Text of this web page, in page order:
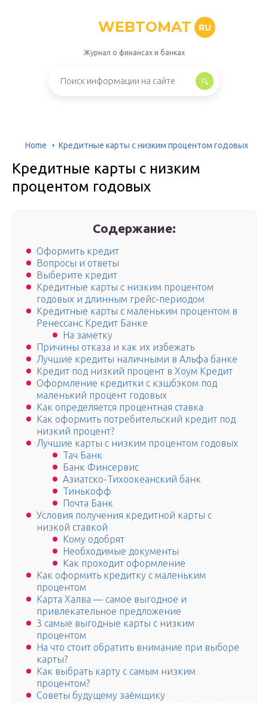
WEBTOMAT RU
Журнал о финансах и банках
Home Кредитные карты с низким процентом годовых
Кредитные карты с низким
процентом годовых
Содержание:
Оформить кредит
Вопросы и ответы
Выберите кредит
Кредитные карты с низким процентом
годовых и длинным грейс-периодом
Кредитные карты с маленьким процентом в
Ренессанс Кредит Банке
На заметку
Причины отказа и как их избежать
Лучшие кредиты наличными в Альфа банке
Кредит под низкий процент в Хоум Кредит
Оформление кредитки с кэшбэком под
маленький процент годовых
Как определяется процентная ставка
Как оформить потребительский кредит под
низкий процент?
Лучшие карты с низким процентом годовых
Тач Банк
Банк Финсервис
Азиатско-Тихоокеанский банк
Тинькофф
Почта Банк
Условия получения кредитной карты с
низкой ставкой
Кому одобрят
Необходимые документы
Как проходит оформление
Как оформить кредитку с маленьким
процентом
Карта Халва — самое выгодное и
привлекательное предложение
3 самые выгодные карты с низким
процентом
На что стоит обратить внимание при выборе
карты?
Как выбрать карту с самым низким
процентом?
Советы будущему заёмщику